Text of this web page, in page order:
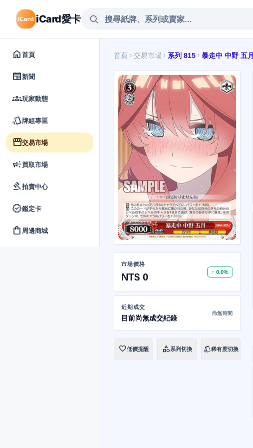
iCard愛卡
home首頁
newspaper新聞
groups玩家動態
style牌組專區
storefront交易市場
campaign買取市場
gavel拍賣中心
verified鑑定卡
shopping_bag 周邊商城
首頁 chevron_right 交易市場 chevron_right 系列 815 chevron_right 暴走中 中野 五月
市場價格
NT$ 0 ↑ 0.0%
近期成交
目前尚無成交紀錄
尚無時間
favorite低價提醒 category系列切換 style稀有度切換